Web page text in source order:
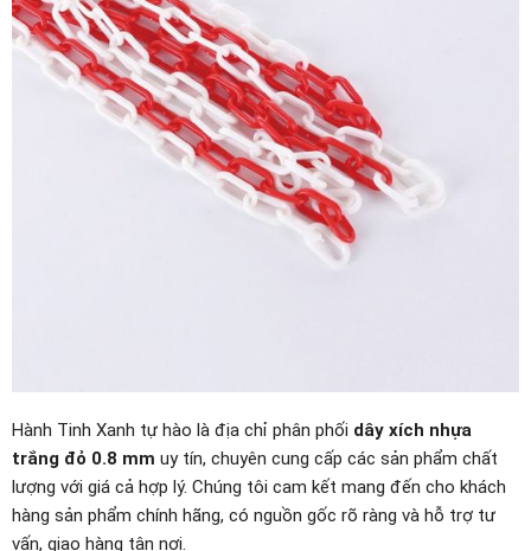
Hành Tinh Xanh tự hào là địa chỉ phân phối dây xích nhựa
trắng đỏ 0.8 mm uy tín, chuyên cung cấp các sản phẩm chất
lượng với giá cả hợp lý. Chúng tôi cam kết mang đến cho khách
hàng sản phẩm chính hãng, có nguồn gốc rõ ràng và hỗ trợ tư
vấn, giao hàng tận nơi.